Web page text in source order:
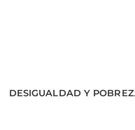
DESIGUALDAD Y